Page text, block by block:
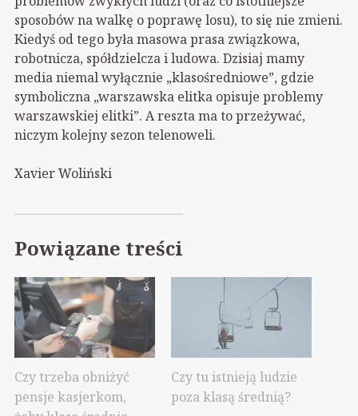
sposobów na walkę o poprawę losu), to się nie zmieni.
Kiedyś od tego była masowa prasa związkowa,
robotnicza, spółdzielcza i ludowa. Dzisiaj mamy
media niemal wyłącznie „klasośredniowe”, gdzie
symboliczna „warszawska elitka opisuje problemy
warszawskiej elitki”. A reszta ma to przeżywać,
niczym kolejny sezon telenoweli.
Xavier Woliński
Powiązane treści
Czy trzeba obniżyć
pensje kasjerkom,
Czy tu istnieją ludzie
poza klasą średnią?